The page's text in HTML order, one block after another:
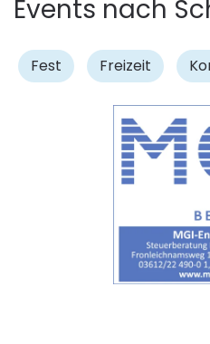
Events nach
Fest Freizeit